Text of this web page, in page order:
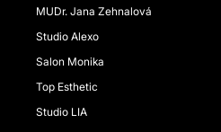
MUDr. Jana Zehnalová
Studio Alexo
Salon Monika
Top Esthetic
Studio LIA